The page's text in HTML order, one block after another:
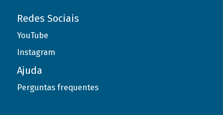
Redes Sociais
YouTube
Instagram
Ajuda
Perguntas frequentes